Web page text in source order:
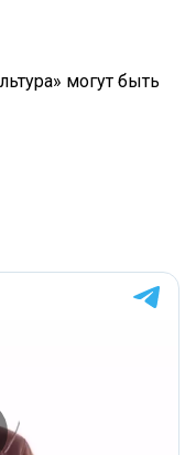
могут быть